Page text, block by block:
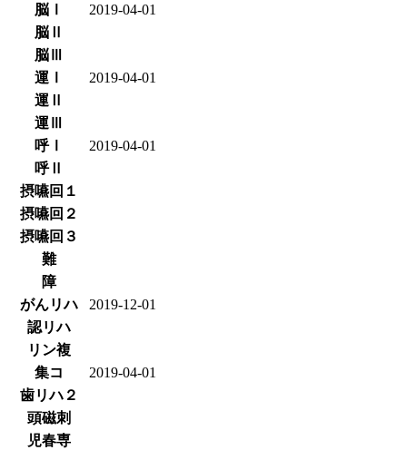
脳Ⅰ
2019-04-01
脳Ⅱ
脳Ⅲ
運Ⅰ
2019-04-01
運Ⅱ
運Ⅲ
呼Ⅰ
2019-04-01
呼Ⅱ
摂嚥回１
摂嚥回２
摂嚥回３
難
障
がんリハ
2019-12-01
認リハ
リン複
集コ
2019-04-01
歯リハ２
頭磁刺
児春専